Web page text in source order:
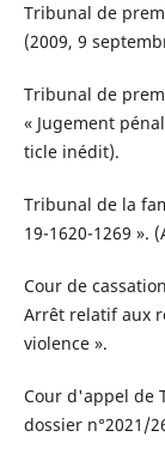
Tribunal de
(2009, 9
Tribunal de
« Jugement
ticle inédit).
Tribunal de la
19-1620-1269 ».
Cour de
Arrêt relatif aux
violence ».
Cour d'appel de
dossier n°2021/